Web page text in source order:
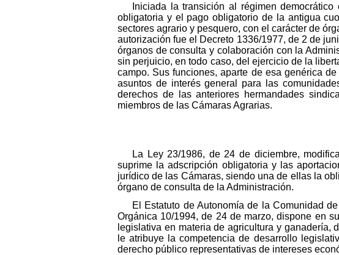
Iniciada la transición al régimen
obligatoria y el pago obligatorio de la antigua
sectores agrario y pesquero, con el carácter de
autorización fue el Decreto 1336/1977, de 2 de
órganos de consulta y colaboración con la
sin perjuicio, en todo caso, del ejercicio de la
campo. Sus funciones, aparte de esa genérica
asuntos de interés general para las
derechos de las anteriores hermandades
miembros de las Cámaras Agrarias.
La Ley 23/1986, de 24 de diciembre,
suprime la adscripción obligatoria y las
jurídico de las Cámaras, siendo una de ellas la
órgano de consulta de la Administración.
El Estatuto de Autonomía de la Comunidad
Orgánica 10/1994, de 24 de marzo, dispone en
legislativa en materia de agricultura y
le atribuye la competencia de desarrollo
derecho público representativas de intereses